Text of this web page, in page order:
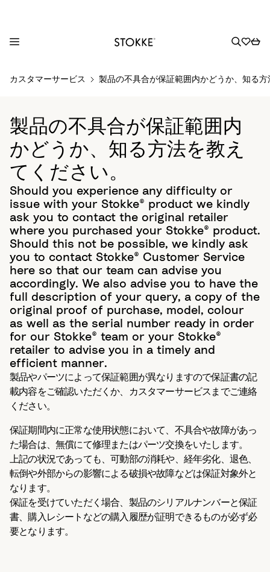
カスタマーサービス 製品の不具合が保証範囲内かどうか、知る
製品の不具合が保証範囲内
かどうか、知る方法を教え
てください。
Should you experience any difficulty or
issue with your Stokke® product we kindly
ask you to contact the original retailer
where you purchased your Stokke® product.
Should this not be possible, we kindly ask
you to contact Stokke® Customer Service
here so that our team can advise you
accordingly. We also advise you to have the
full description of your query, a copy of the
original proof of purchase, model, colour
as well as the serial number ready in order
for our Stokke® team or your Stokke®
retailer to advise you in a timely and
efficient manner.
製品やパーツによって保証範囲が異なりますので保証書の記
載内容をご確認いただくか、カスタマーサービスまでご連絡
ください。
保証期間内に正常な使用状態において、不具合や故障があっ
た場合は、無償にて修理またはパーツ交換をいたします。
上記の状況であっても、可動部の消耗や、経年劣化、退色、
転倒や外部からの影響による破損や故障などは保証対象外と
なります。
保証を受けていただく場合、製品のシリアルナンバーと保証
書、購入レシートなどの購入履歴が証明できるものが必ず必
要となります。